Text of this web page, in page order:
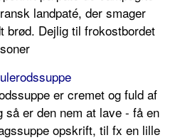
landpaté, der smager
brød. Dejlig til frokostbordet
er cremet og fuld af
så er den nem at lave - få en
opskrift, til fx en lille